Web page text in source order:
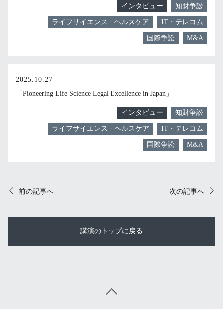
インタビュー 知財争訟
ライフサイエンス・ヘルスケア IT・テレコム
国際争訟 M&A
2025.10.27
「Pioneering Life Science Legal Excellence in Japan」
インタビュー 知財争訟
ライフサイエンス・ヘルスケア IT・テレコム
国際争訟 M&A
前の記事へ
講演のトップに戻る
次の記事へ